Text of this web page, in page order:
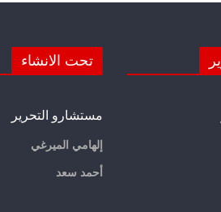
تحت الانشاء
مستشارو التحرير
إلهامي الميرغي
أحمد سعد